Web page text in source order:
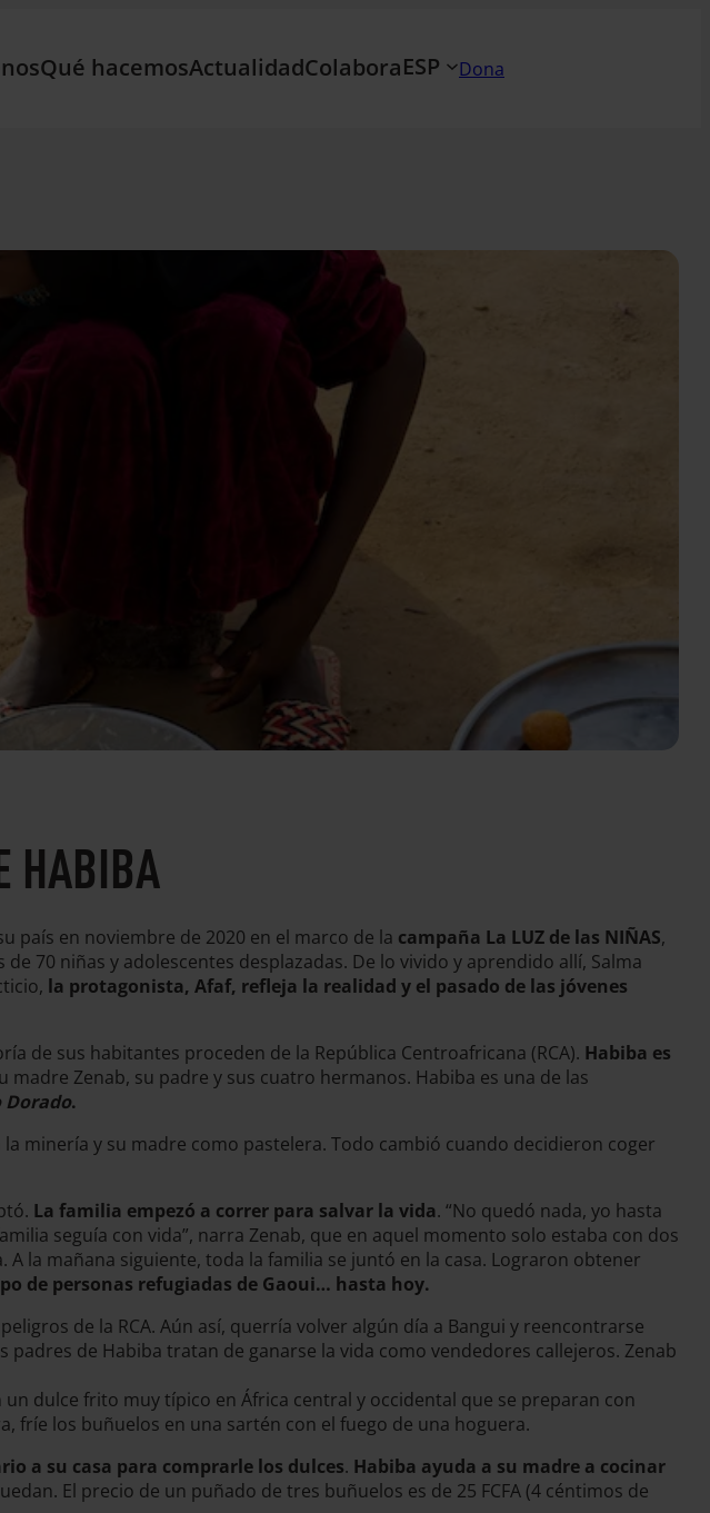
Qué hacemosActualidadColaboraESP Dona
HABIBA
país en noviembre de 2020 en el marco de la campaña La LUZ de las NIÑAS,
70 niñas y adolescentes desplazadas. De lo vivido y aprendido allí, Salma
la protagonista, Afaf, refleja la realidad y el pasado de las jóvenes
de sus habitantes proceden de la República Centroafricana (RCA). Habiba es
Zenab, su padre y sus cuatro hermanos. Habiba es una de las
Dorado.
minería y su madre como pastelera. Todo cambió cuando decidieron coger
La familia empezó a correr para salvar la vida. “No quedó nada, yo hasta
seguía con vida”, narra Zenab, que en aquel momento solo estaba con dos
la mañana siguiente, toda la familia se juntó en la casa. Lograron obtener
de personas refugiadas de Gaoui… hasta hoy.
de la RCA. Aún así, querría volver algún día a Bangui y reencontrarse
padres de Habiba tratan de ganarse la vida como vendedores callejeros. Zenab
dulce frito muy típico en África central y occidental que se preparan con
fríe los buñuelos en una sartén con el fuego de una hoguera.
a su casa para comprarle los dulces. Habiba ayuda a su madre a cocinar
El precio de un puñado de tres buñuelos es de 25 FCFA (4 céntimos de